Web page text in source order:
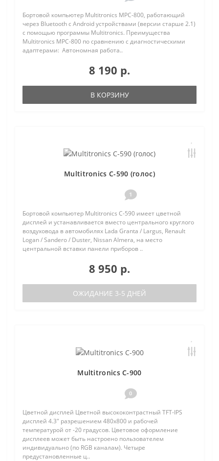
Бортовой компьютер Multitronics MPC-800, работающий
через Bluetooth с Android устройствами (версии старше 2.1)
с помощью программы Multitronics. Преимущества
Multitronics MPC-800 по сравнению с диагностическими
адаптерами: Автономная работа..
8 190 р.
В КОРЗИНУ
Multitronics C-590 (голос)
1
Бортовой компьютер Multitronics C-590 имеет цветной
дисплей и устанавливается вместо центрального круглого
воздуховода в автомобилях Lada Granta / Largus, Renault
Logan / Sandero / Duster, Nissan Almera, на место
центральной вставки панели приборов ..
8 950 р.
ОЖИДАНИЕ 3-5 ДНЕЙ
Multitronics C-900
0
Цветной дисплей Цветной высококонтрастный TFT-IPS
дисплей 4.3" разрешением 480х800 и рабочей
температурой от -20 градусов. Цветовое оформление
дисплеев может быть настроено пользователем
индивидуально (по RGB каналам). Четыре
предустановленные ц..